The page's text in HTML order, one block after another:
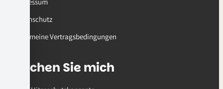
Impressum
Datenschutz
Allgemeine Vertragsbedingungen
Buchen Sie mich